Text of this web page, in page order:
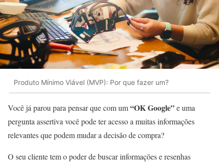
Produto Mínimo Viável (MVP): Por que fazer um?
Você já parou para pensar que com um“OK Google”e uma
pergunta assertiva você pode ter acesso a muitas informações
relevantes que podem mudar a decisão de compra?
O seu cliente tem o poder de buscar informações e resenhas